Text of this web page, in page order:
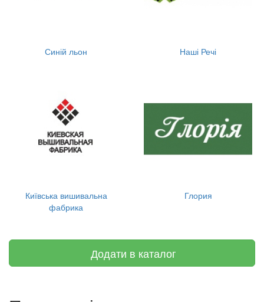
Синій льон Наші Речі
Київська вишивальна
фабрика
Глория
Додати в каталог